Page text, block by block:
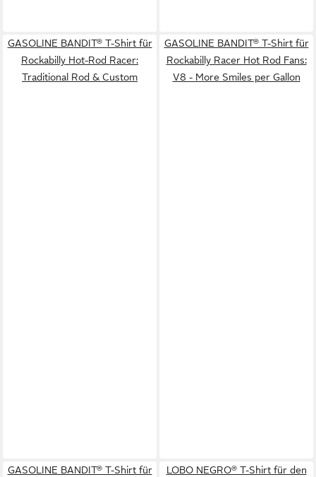
GASOLINE BANDIT® T-Shirt für
Rockabilly Hot-Rod Racer:
Traditional Rod & Custom
GASOLINE BANDIT® T-Shirt für
Rockabilly Racer Hot Rod Fans:
V8 - More Smiles per Gallon
GASOLINE BANDIT® T-Shirt für
LOBO NEGRO® T-Shirt für den